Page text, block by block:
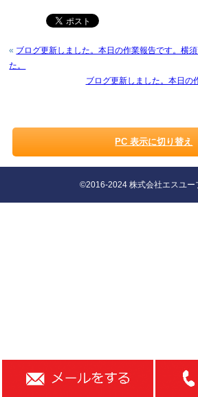
« ブログ更新しました。本日の作業報告です。横
た。
ブログ更新しました。本日の
PC 表示に切り替え
©2016-2024 株式会社エスユー